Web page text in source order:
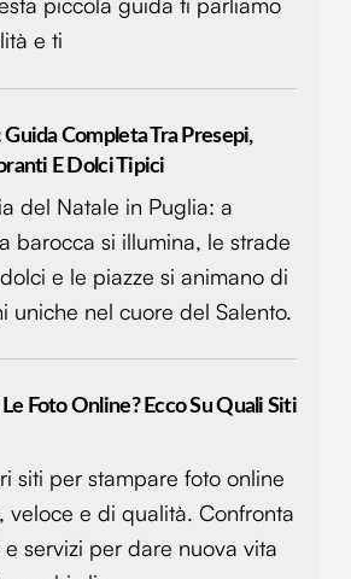
in cui utilizzi il nostro sito con i
occupano di analisi dei dati web,
dei loro servizi.
e ti
Guida Completa Tra Presepi,
E Dolci Tipici
del Natale in Puglia: a
barocca si illumina, le strade
e le piazze si animano di
uniche nel cuore del Salento.
Foto Online? Ecco Su Quali Siti
siti per stampare foto online
veloce e di qualità. Confronta
servizi per dare nuova vita